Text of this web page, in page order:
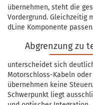
übernehmen, steht die
Vordergrund. Gleichzeitig
dLine Komponente
Abgrenzung zu
unterscheidet sich
Motorschloss-Kabeln
übernehmen keine
Schwerpunkt liegt